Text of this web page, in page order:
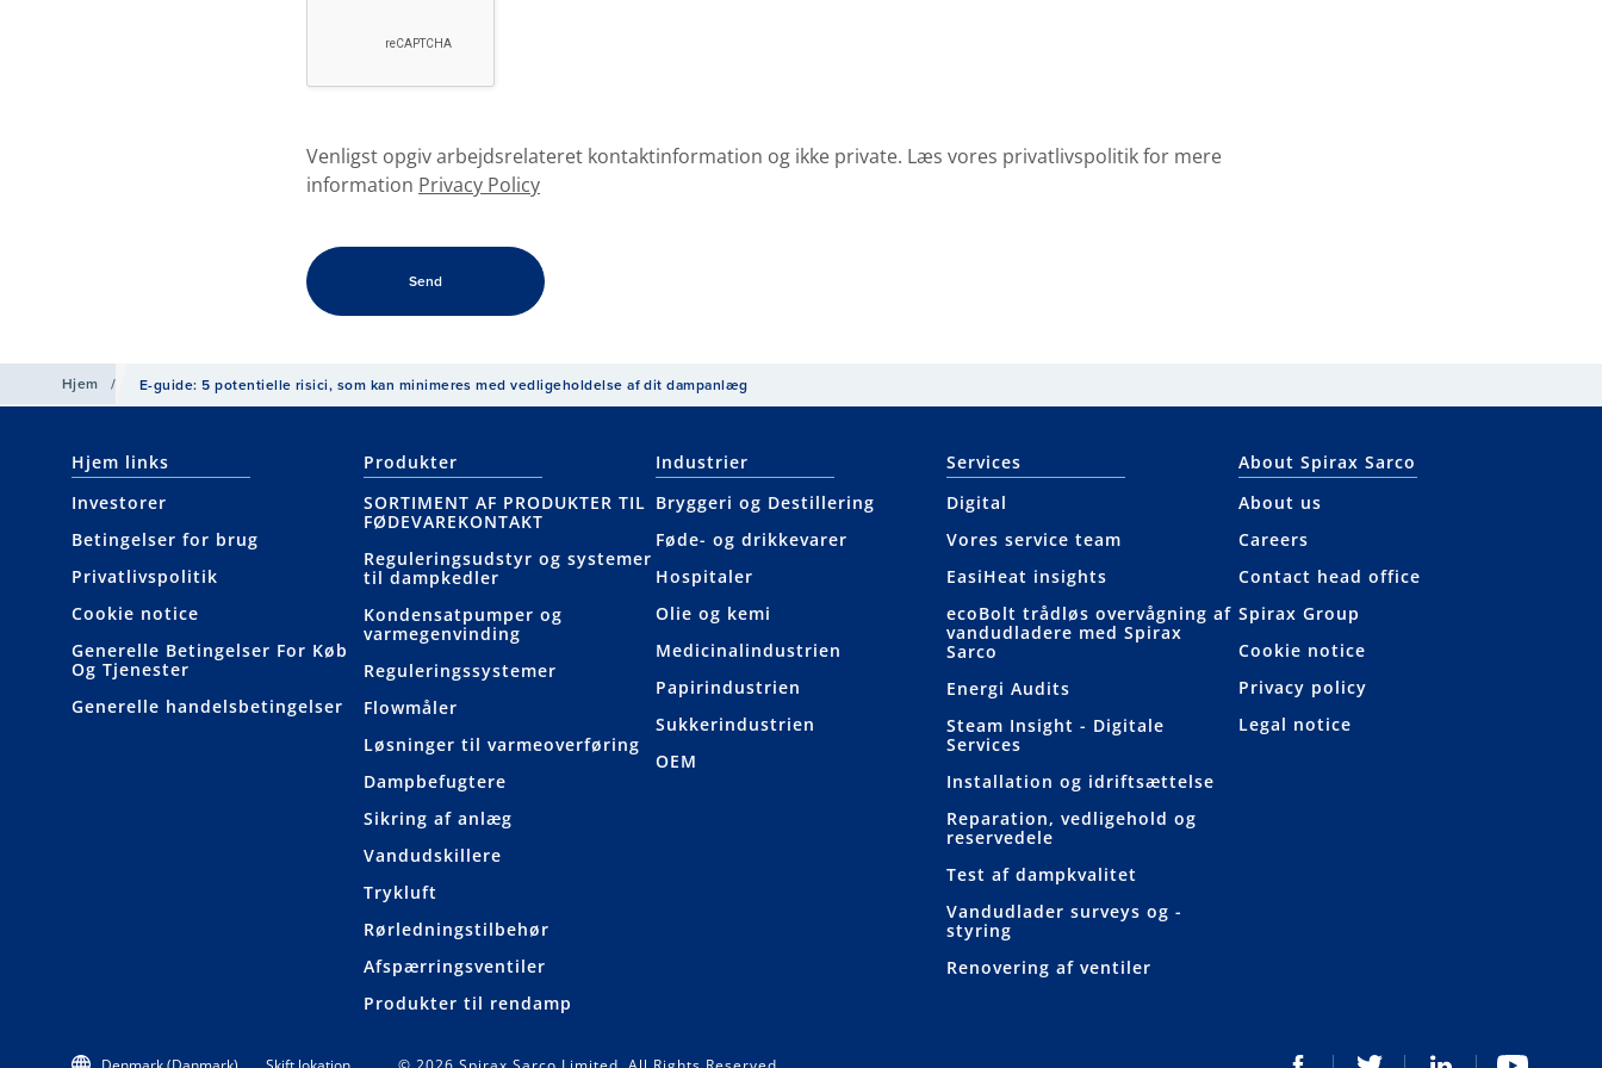
Venligst opgiv arbejdsrelateret kontaktinformation og ikke private. Læs vores privatlivspolitik for mere
information Privacy Policy
Hjem / E-guide: 5 potentielle risici, som kan minimeres med vedligeholdelse af dit dampanlæg
Hjem links
Investorer
Betingelser for brug
Privatlivspolitik
Cookie notice
Generelle Betingelser For Køb
Og Tjenester
Generelle handelsbetingelser
Produkter
SORTIMENT AF PRODUKTER TIL
FØDEVAREKONTAKT
Reguleringsudstyr og systemer
til dampkedler
Kondensatpumper og
varmegenvinding
Reguleringssystemer
Flowmåler
Løsninger til varmeoverføring
Dampbefugtere
Sikring af anlæg
Vandudskillere
Trykluft
Rørledningstilbehør
Afspærringsventiler
Produkter til rendamp
Industrier
Bryggeri og Destillering
Føde- og drikkevarer
Hospitaler
Olie og kemi
Medicinalindustrien
Papirindustrien
Sukkerindustrien
OEM
Services
Digital
Vores service team
EasiHeat insights
ecoBolt trådløs overvågning af
vandudladere med Spirax
Sarco
Energi Audits
Steam Insight - Digitale
Services
Installation og idriftsættelse
Reparation, vedligehold og
reservedele
Test af dampkvalitet
Vandudlader surveys og -
styring
Renovering af ventiler
About Spirax Sarco
About us
Careers
Contact head office
Spirax Group
Cookie notice
Privacy policy
Legal notice